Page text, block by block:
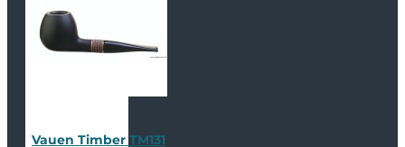
Vauen Timber TM131